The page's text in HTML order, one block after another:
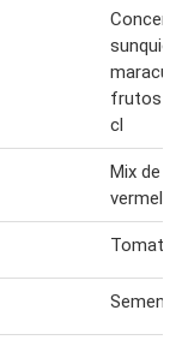
frutos
cl
Mix de
Tomate